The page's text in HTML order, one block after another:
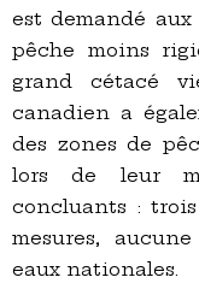
est demandé
pêche moins
grand cétacé
canadien a
des zones de
lors de leur
concluants :
mesures,
eaux nationales.